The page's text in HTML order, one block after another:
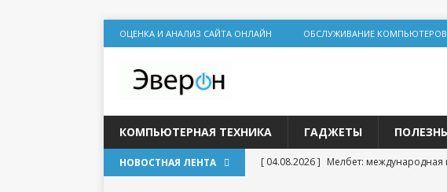
ОЦЕНКА И АНАЛИЗ САЙТА ОНЛАЙН ОБСЛУЖИВАНИЕ КОМПЬЮТЕРОВ
КОМПЬЮТЕРНАЯ ТЕХНИКА ГАДЖЕТЫ
НОВОСТНАЯ ЛЕНТА [ 04.08.2026 ] Мелбет: международная